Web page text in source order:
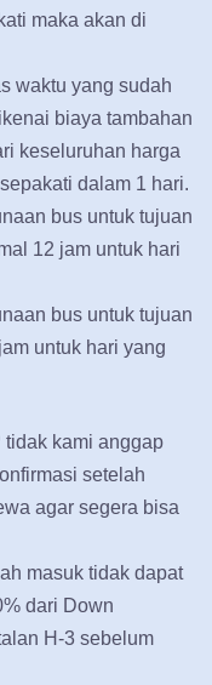
maka akan di
waktu yang sudah
biaya tambahan
keseluruhan harga
dalam 1 hari.
bus untuk tujuan
12 jam untuk hari
bus untuk tujuan
untuk hari yang
kami anggap
setelah
agar segera bisa
masuk tidak dapat
dari Down
H-3 sebelum